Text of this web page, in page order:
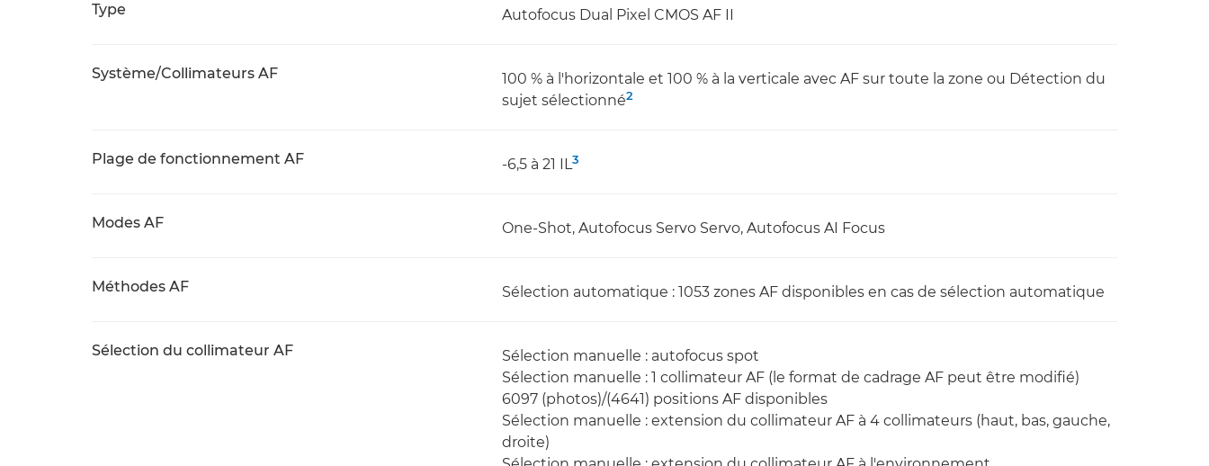
Type Autofocus Dual Pixel CMOS AF II
Système/Collimateurs AF
100 % à l'horizontale et 100 % à la verticale avec AF sur toute la zone ou Détection du
sujet sélectionné2
Plage de fonctionnement AF -6,5 à 21 IL3
Modes AF One-Shot, Autofocus Servo Servo, Autofocus AI Focus
Méthodes AF Sélection automatique : 1053 zones AF disponibles en cas de sélection automatique
Sélection du collimateur AF
Sélection manuelle : autofocus spot
Sélection manuelle : 1 collimateur AF (le format de cadrage AF peut être modifié)
6097 (photos)/(4641) positions AF disponibles
Sélection manuelle : extension du collimateur AF à 4 collimateurs (haut, bas, gauche,
droite)